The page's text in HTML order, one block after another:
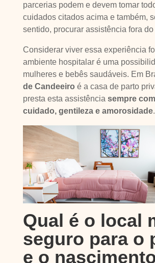
parcerias podem e devem tomar
cuidados citados acima e também,
sentido, procurar assistência fora
Considerar viver essa experiência
ambiente hospitalar é uma
mulheres e bebês saudáveis. Em
de Candeeiro é a casa de parto
presta esta assistência sempre
cuidado, gentileza e amorosidade.
Qual é o local
seguro para o
e o